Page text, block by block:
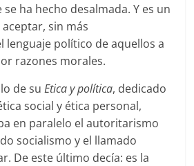
ha hecho desalmada. Y es un
sin más
lenguaje político de aquellos a
razones morales.
de suEtica y política, dedicado
social y ética personal,
en paralelo el autoritarismo
socialismo y el llamado
De este último decía: es la